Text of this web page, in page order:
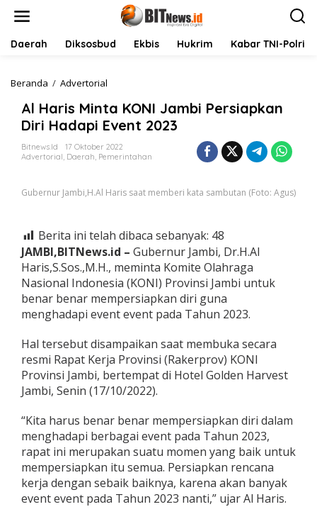
Daerah Diksosbud Ekbis Hukrim Kabar TNI-Polri
Beranda / Advertorial
H
a
r
i
s
n
K
O
I
J
a
m
P
e
r
s
p
k
a
n
D
i
r
Al Haris Minta KONI Jambi Persiapkan
Diri Hadapi Event 2023
Bitnews.id
17 Oktober 2022
Advertorial, Daerah, Pemerintahan
Gubernur Jambi,H.Al Haris saat memberi kata sambutan (Foto: Agus)
Berita ini telah dibaca sebanyak: 48
JAMBI,BITNews.id – Gubernur Jambi, Dr.H.Al
Haris,S.Sos.,M.H., meminta Komite Olahraga
Nasional Indonesia (KONI) Provinsi Jambi untuk
benar benar mempersiapkan diri guna
menghadapi event event pada Tahun 2023.
Hal tersebut disampaikan saat membuka secara
resmi Rapat Kerja Provinsi (Rakerprov) KONI
Provinsi Jambi, bertempat di Hotel Golden Harvest
Jambi, Senin (17/10/2022).
“Kita harus benar benar mempersiapkan diri dalam
menghadapi berbagai event pada Tahun 2023,
rapat ini merupakan suatu momen yang baik untuk
mempersiapkan itu semua. Persiapkan rencana
kerja dengan sebaik baiknya, karena akan banyak
event event pada Tahun 2023 nanti,” ujar Al Haris.